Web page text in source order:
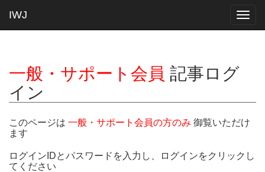
IWJ
一般・サポート会員 記事ログ
イン
このページは 一般・サポート会員の方のみ 御覧いただけ
ます
ログインIDとパスワードを入力し、ログインをクリックし
てください